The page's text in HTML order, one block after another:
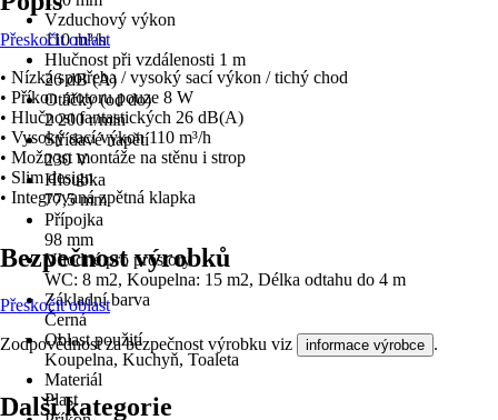
Vzduchový výkon
110 m³/h
Hlučnost při vzdálenosti 1 m
26 dB (A)
Otáčky (od do)
2 200 r/min
Střídavé napětí
230 V
Hloubka
77,5 mm
Přípojka
98 mm
Vhodné pro prostory
WC: 8 m2, Koupelna: 15 m2, Délka odtahu do 4 m
Základní barva
Černá
Oblast použití
Koupelna, Kuchyň, Toaleta
Materiál
Plast
Přeskočit oblast
• Nízká spotřeba / vysoký sací výkon / tichý chod
• Příkon motoru pouze 8 W
• Hlučnost fantastických 26 dB(A)
• Vysoký sací výkon 110 m³/h
• Možnost montáže na stěnu i strop
• Slim design
• Integrovaná zpětná klapka
Bezpečnost výrobků
Přeskočit oblast
Zodpovědnost za bezpečnost výrobku viz informace výrobce .
Další kategorie